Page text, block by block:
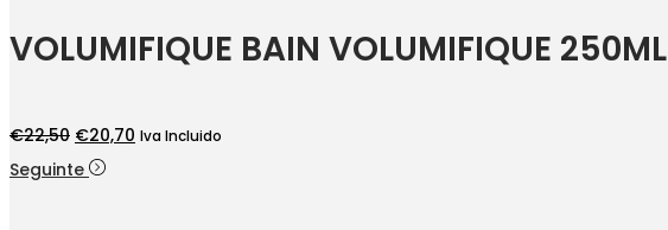
VOLUMIFIQUE BAIN VOLUMIFIQUE 250ML
€22,50 O
preço
€20,70 O
Iva Incluido
Seguinte